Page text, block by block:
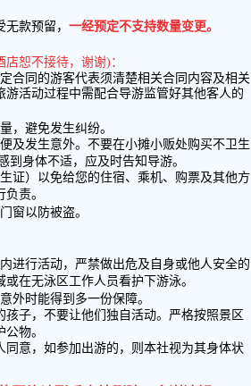
款预留， 一经预定不支持数量变更。
店恕不接待，谢谢) ：
合同的游客代表须清楚相关合同内容及相关
活动过程中需配合导游监管好其他客人的
，避免发生纠纷。
及发生意外。不要在小摊小贩处购买不卫生
到身体不适，应及时告知导游。
证）以免给您的住宿、乘机、购票及其他方
责。
窗以防被盗。
进行活动，严禁做出危及自身或他人安全的
在无泳区工作人员看护下游泳。
外时能得到多一份保障。
子，不要让他们独自活动。严格按照景区
物。
意，如参加出游的，则本社视为其身体状